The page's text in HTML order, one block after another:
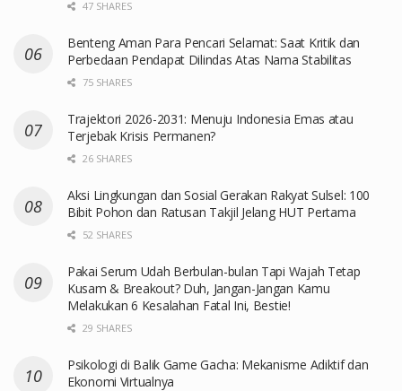
47 SHARES
Benteng Aman Para Pencari Selamat: Saat Kritik dan
Perbedaan Pendapat Dilindas Atas Nama Stabilitas
75 SHARES
Trajektori 2026-2031: Menuju Indonesia Emas atau
Terjebak Krisis Permanen?
26 SHARES
Aksi Lingkungan dan Sosial Gerakan Rakyat Sulsel: 100
Bibit Pohon dan Ratusan Takjil Jelang HUT Pertama
52 SHARES
Pakai Serum Udah Berbulan-bulan Tapi Wajah Tetap
Kusam & Breakout? Duh, Jangan-Jangan Kamu
Melakukan 6 Kesalahan Fatal Ini, Bestie!
29 SHARES
Psikologi di Balik Game Gacha: Mekanisme Adiktif dan
Ekonomi Virtualnya